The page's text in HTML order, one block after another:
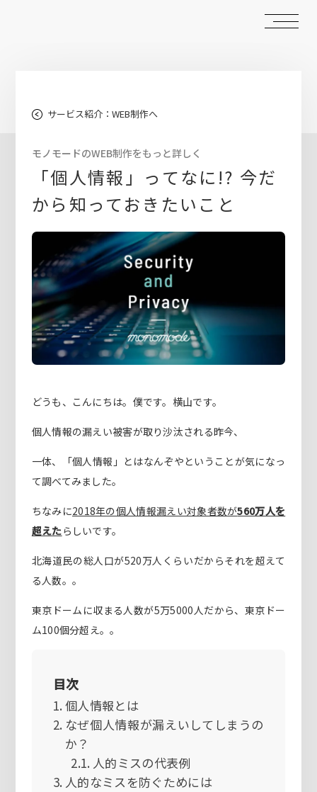
サービス紹介：WEB制作へ
モノモードのWEB制作をもっと詳しく
「個人情報」ってなに!? 今だ
から知っておきたいこと
どうも、こんにちは。僕です。横山です。
個人情報の漏えい被害が取り沙汰される昨今、
一体、「個人情報」とはなんぞやということが気になっ
て調べてみました。
ちなみに2018年の個人情報漏えい対象者数が560万人を
超えたらしいです。
北海道民の総人口が520万人くらいだからそれを超えて
る人数。。
東京ドームに収まる人数が5万5000人だから、東京ドー
ム100個分超え。。
目次
個人情報とは
なぜ個人情報が漏えいしてしまうの
か？
人的ミスの代表例
人的なミスを防ぐためには